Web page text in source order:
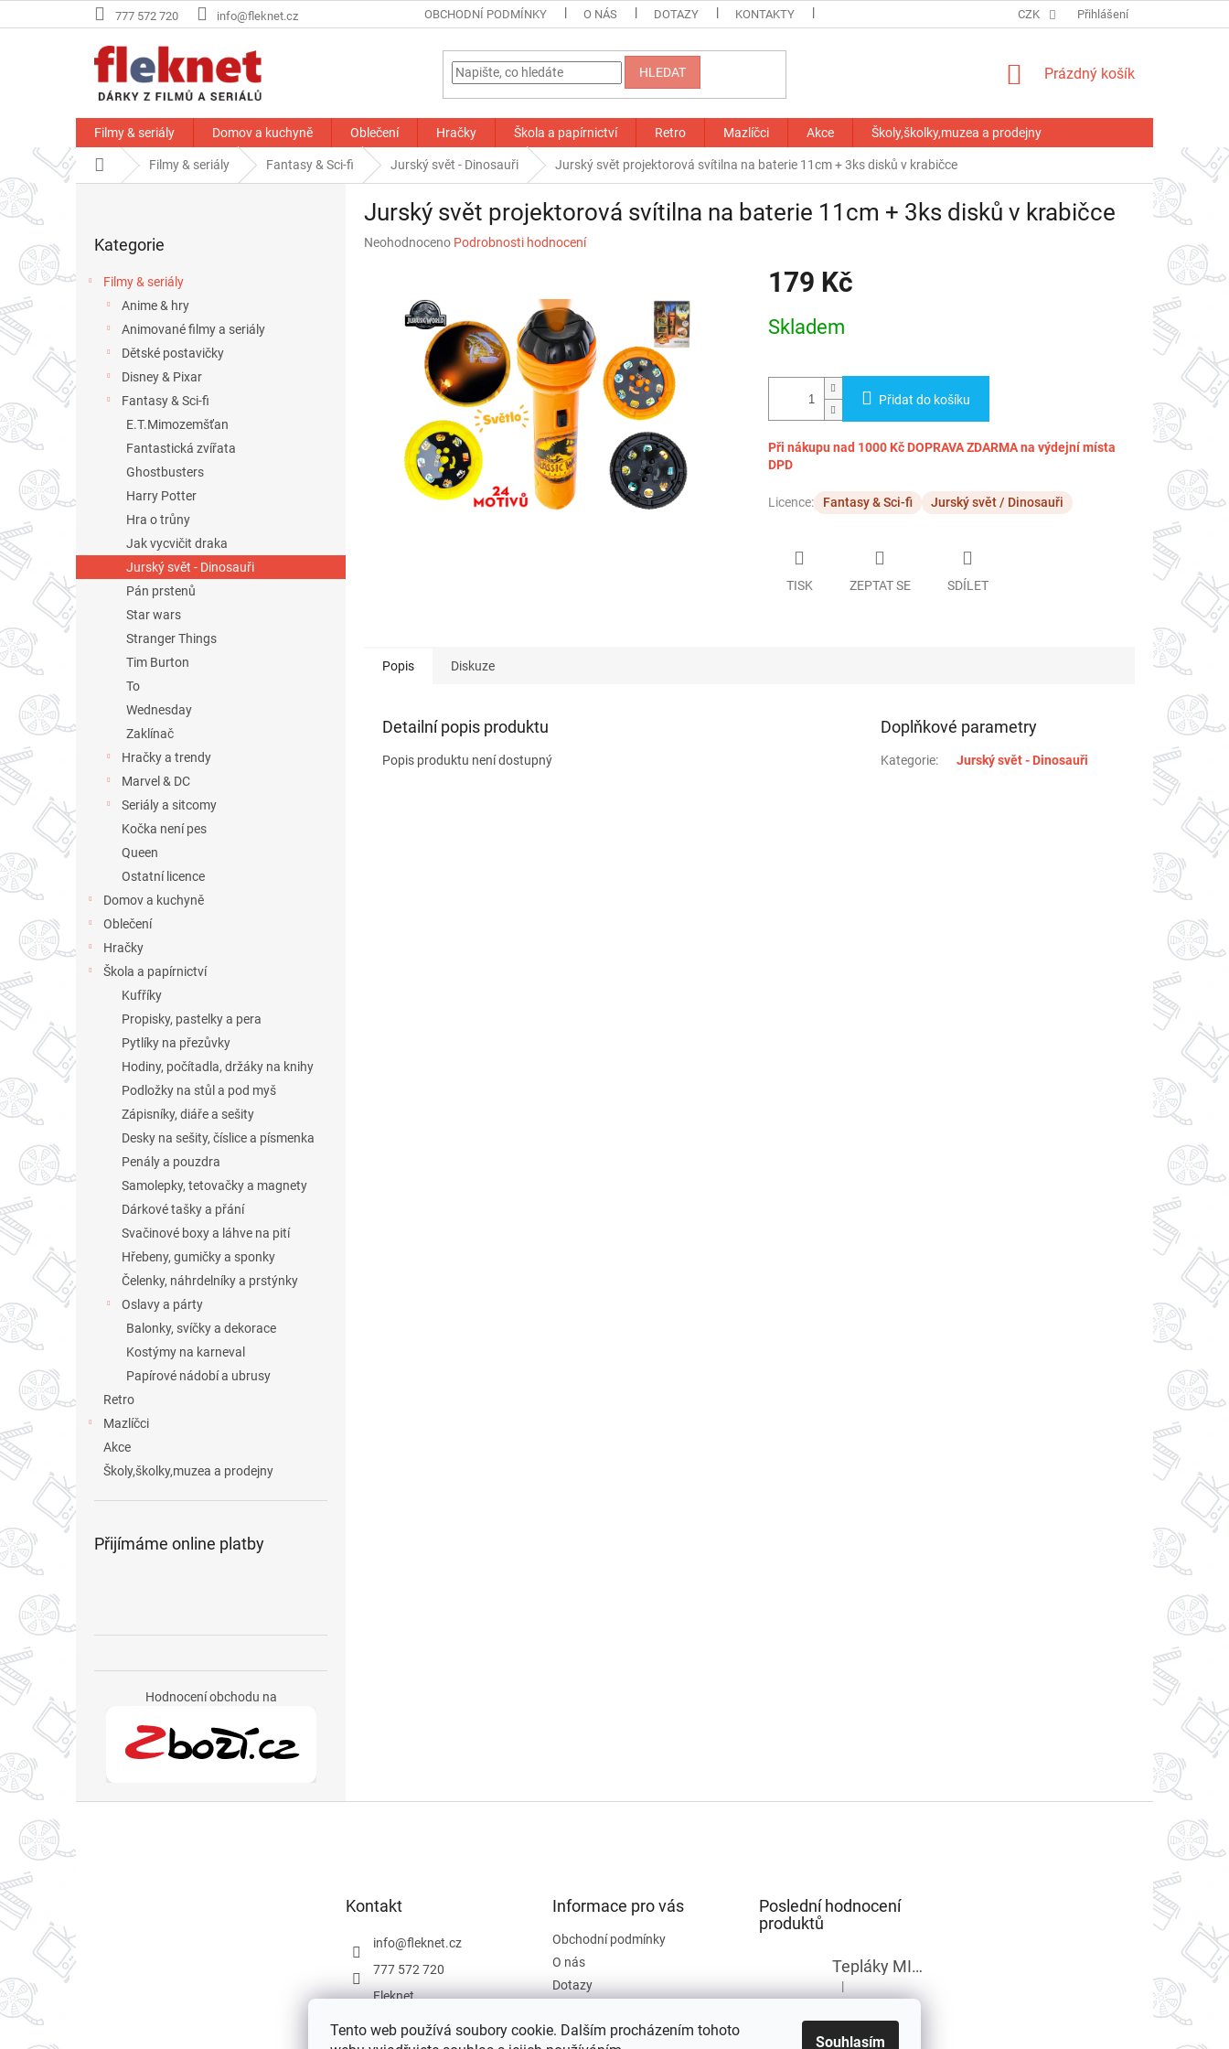
Tento web používá soubory cookie. Dalším procházením tohoto
Souhlasím
na
777 572 720 info@fleknet.cz OBCHODNÍ PODMÍNKY O NÁS DOTAZY KONTAKTY CZK Přihlášení
HLEDAT
NÁKUPNÍ
Prázdný košík
Filmy & seriály Domov a kuchyně Oblečení Hračky Škola a papírnictví Retro Mazlíčci Akce Školy,školky,muzea a prodejny
Domů Filmy & seriály Fantasy & Sci-fi Jurský svět - Dinosauři Jurský svět projektorová svítilna na baterie 11cm + 3ks disků v krabičce
r
p
a
kategorie
Kategorie
Filmy & seriály
Anime & hry
Animované filmy a seriály
Dětské postavičky
Disney & Pixar
Fantasy & Sci-fi
E.T.Mimozemšťan
Fantastická zvířata
Ghostbusters
Harry Potter
Hra o trůny
Jak vycvičit draka
Jurský svět - Dinosauři
Pán prstenů
Star wars
Stranger Things
Tim Burton
To
Wednesday
Zaklínač
Hračky a trendy
Marvel & DC
Seriály a sitcomy
Kočka není pes
Queen
Ostatní licence
Domov a kuchyně
Oblečení
Hračky
Škola a papírnictví
Kufříky
Propisky, pastelky a pera
Pytlíky na přezůvky
Hodiny, počítadla, držáky na knihy
Podložky na stůl a pod myš
Zápisníky, diáře a sešity
Desky na sešity, číslice a písmenka
Penály a pouzdra
Samolepky, tetovačky a magnety
Dárkové tašky a přání
Svačinové boxy a láhve na pití
Hřebeny, gumičky a sponky
Čelenky, náhrdelníky a prstýnky
Oslavy a párty
Balonky, svíčky a dekorace
Kostýmy na karneval
Papírové nádobí a ubrusy
Retro
Mazlíčci
Akce
Školy,školky,muzea a prodejny
Přijímáme online platby
Hodnocení obchodu na
Jurský svět projektorová svítilna na baterie 11cm + 3ks disků v krabičce
Průměrné
Neohodnoceno Podrobnosti hodnocení
179 Kč
cena:
Skladem
Přidat do košíku
Při nákupu nad 1000 Kč DOPRAVA ZDARMA na výdejní místa
DPD
Licence: Fantasy & Sci-fi Jurský svět / Dinosauři
TISK ZEPTAT SE SDÍLET
Popis Diskuze
Detailní popis produktu
Popis produktu není dostupný
Doplňkové parametry
Kategorie: Jurský svět - Dinosauři
t
í
Kontakt
info@fleknet.cz
777 572 720
Fleknet
Fleknet
Informace pro vás
Obchodní podmínky
O nás
Dotazy
Hodnocení obchodu
Poslední hodnocení
produktů
Tepláky MINECRAFT chlapecké
Hodnocení produktu je 5 z 5 hvězdiček.
|